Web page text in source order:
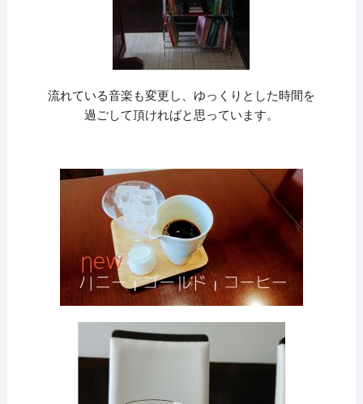
流れている音楽も変更し、ゆっくりとした時間を
過ごして頂ければと思っています。